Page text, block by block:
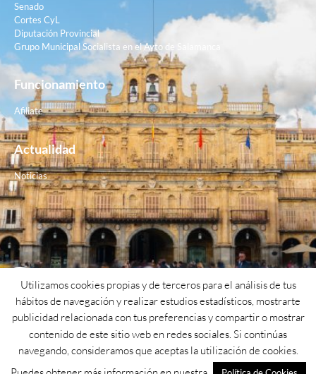
Senado
Cortes CyL
Diputación Provincial
Grupo Municipal Socialista en el Ayto de Salamanca
Funcionamiento
Afiliate
Actualidad
Noticias
Contacto
Teléfono: 923 26 62 25
Email: psoe@psoesalamanca.org
Utilizamos cookies propias y de terceros para el análisis de tus
hábitos de navegación y realizar estudios estadísticos, mostrarte
publicidad relacionada con tus preferencias y compartir o mostrar
contenido de este sitio web en redes sociales. Si continúas
navegando, consideramos que aceptas la utilización de cookies.